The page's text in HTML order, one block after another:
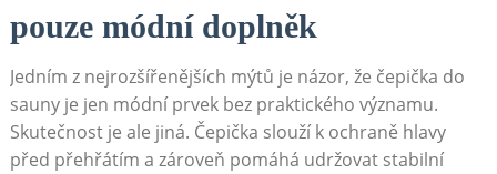
pouze módní doplněk
Jedním z nejrozšířenějších mýtů je názor, že čepička do
sauny je jen módní prvek bez praktického významu.
Skutečnost je ale jiná. Čepička slouží k ochraně hlavy
před přehřátím a zároveň pomáhá udržovat stabilní